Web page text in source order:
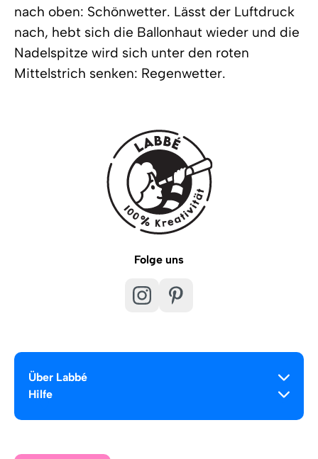
nach oben: Schönwetter. Lässt der Luftdruck
nach, hebt sich die Ballonhaut wieder und die
Nadelspitze wird sich unter den roten
Mittelstrich senken: Regenwetter.
Folge uns
Über Labbé
Hilfe